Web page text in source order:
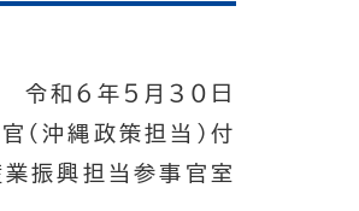
令和６年５月３０日
（沖縄政策担当）付
業振興担当参事官室